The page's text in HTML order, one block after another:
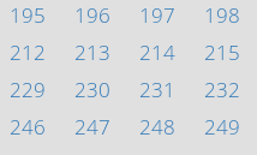
195 196 197 198
212 213 214 215
229 230 231 232
246 247 248 249